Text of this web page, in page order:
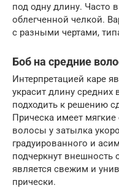
под одну длину. Часто
облегченной челкой.
с разными чертами,
Боб на средние
Интерпретацией каре
украсит длину
подходить к решению
Прическа имеет
волосы у затылка
градуированного и
подчеркнут внешность
является свежим и
прически.